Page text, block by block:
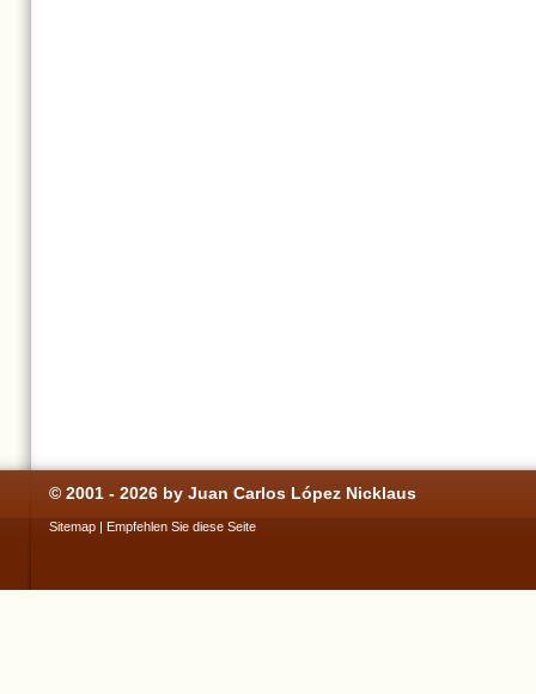
© 2001 - 2026 by Juan Carlos López Nicklaus
Sitemap | Empfehlen Sie diese Seite